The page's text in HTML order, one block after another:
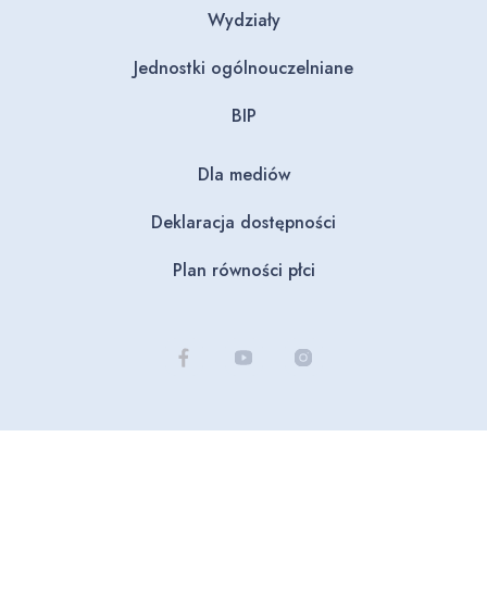
Wydziały
Jednostki ogólnouczelniane
BIP
Dla mediów
Deklaracja dostępności
Plan równości płci